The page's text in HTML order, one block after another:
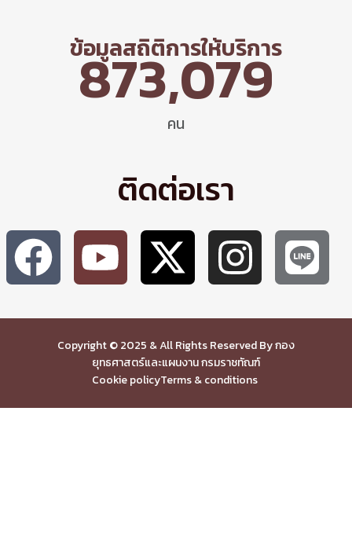
ข้อมูลสถิติการให้บริการ
คน
873,079
ติดต่อเรา
Copyright © 2025 & All Rights Reserved By กอง
ยุทธศาสตร์และแผนงาน กรมราชทัณฑ์
Cookie policyTerms & conditions